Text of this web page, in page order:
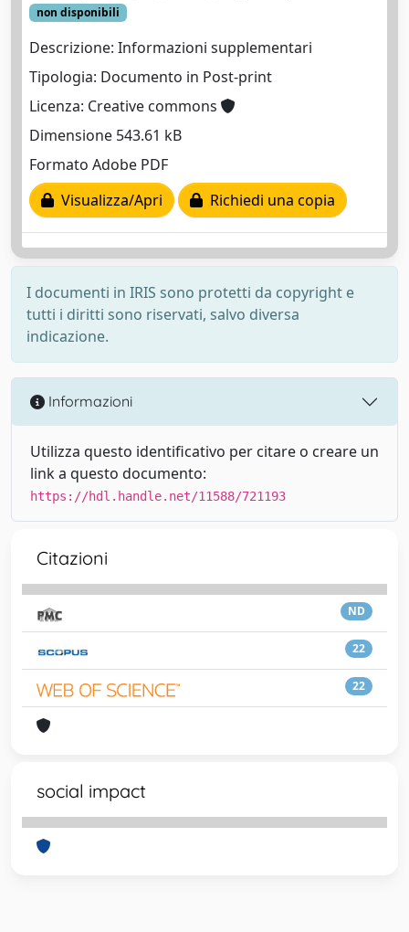
non disponibili
Descrizione: Informazioni supplementari
Tipologia: Documento in Post-print
Licenza: Creative commons
Dimensione 543.61 kB
Formato Adobe PDF
Visualizza/Apri
Richiedi una copia
I documenti in IRIS sono protetti da copyright e
tutti i diritti sono riservati, salvo diversa
indicazione.
Informazioni
Utilizza questo identificativo per citare o creare un
link a questo documento:
https://hdl.handle.net/11588/721193
Citazioni
ND
22
22
social impact